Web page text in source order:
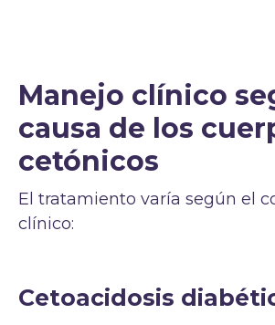
Manejo clínico
causa de los
cetónicos
El tratamiento varía según el
clínico:
Cetoacidosis